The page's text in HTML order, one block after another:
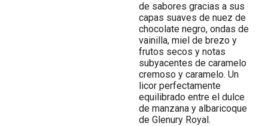
de sabores gracias a sus
capas suaves de nuez de
chocolate negro, ondas de
vainilla, miel de brezo y
frutos secos y notas
subyacentes de caramelo
cremoso y caramelo. Un
licor perfectamente
equilibrado entre el dulce
de manzana y albaricoque
de Glenury Royal.